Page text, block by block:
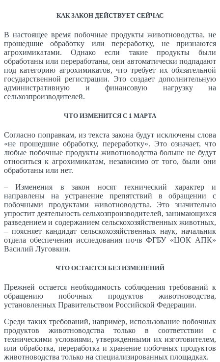
КАК ЗАКОН ДЕЙСТВУЕТ СЕЙЧАС
В настоящее время побочные продукты животноводства, не
прошедшие обработку или переработку, не признаются
агрохимикатами. Однако если такие продукты были
обработаны или переработаны, они автоматически подпадают
под категорию агрохимикатов, что требует их обязательной
государственной регистрации. Это создает дополнительную
административную и финансовую нагрузку на
сельхозпроизводителей.
ЧТО ИЗМЕНИТСЯ С 1 МАРТА
Согласно поправкам, из текста закона будут исключены слова
«не прошедшие обработку, переработку». Это означает, что
любые побочные продукты животноводства больше не будут
относиться к агрохимикатам, независимо от того, были они
обработаны или нет.
– Изменения в закон носят технический характер и
направлены на устранение препятствий в обращении с
побочными продуктами животноводства. Это значительно
упростит деятельность сельхозпроизводителей, занимающихся
разведением и содержанием сельскохозяйственных животных,
– поясняет кандидат сельскохозяйственных наук, начальник
отдела обеспечения исследования почв ФГБУ «ЦОК АПК»
Василий Луговкин.
ЧТО ОСТАЕТСЯ БЕЗ ИЗМЕНЕНИЙ
Прежней остается необходимость соблюдения требований к
обращению побочных продуктов животноводства,
установленных Правительством Российской Федерации.
Среди таких требований, например, использование побочных
продуктов животноводства только в соответствии с
техническими условиями, утвержденными их изготовителем,
или обработка, переработка и хранение побочных продуктов
животноводства только на специализированных площадках.